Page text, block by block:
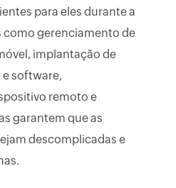
para eles durante a
como gerenciamento de
implantação de
software,
remoto e
garantem que as
descomplicadas e